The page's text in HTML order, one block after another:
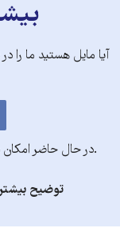
آیا مایل هستید ما را
.در حال حاضر
توضیح